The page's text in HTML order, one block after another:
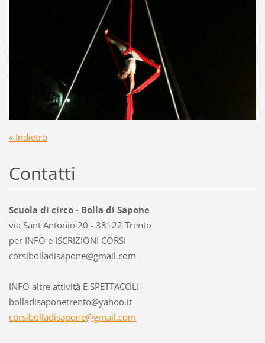
« Indietro
Contatti
Scuola di circo - Bolla di Sapone
via Sant Antonio 20 - 38122 Trento
per INFO e ISCRIZIONI CORSI
corsibolladisapone@gmail.com
INFO altre attività E SPETTACOLI
bolladisaponetrento@yahoo.it
corsibolladisapone@gmail.com